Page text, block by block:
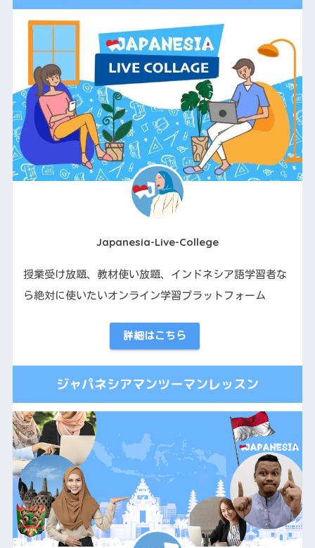
Japanesia-Live-College
授業受け放題、教材使い放題、インドネシア語学習者な
ら絶対に使いたいオンライン学習プラットフォーム
詳細はこちら
ジャパネシアマンツーマンレッスン